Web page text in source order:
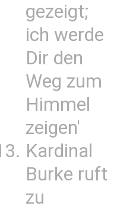
gezeigt;
ich werde
Dir den
Weg zum
Himmel
zeigen'
Kardinal
Burke ruft
zu